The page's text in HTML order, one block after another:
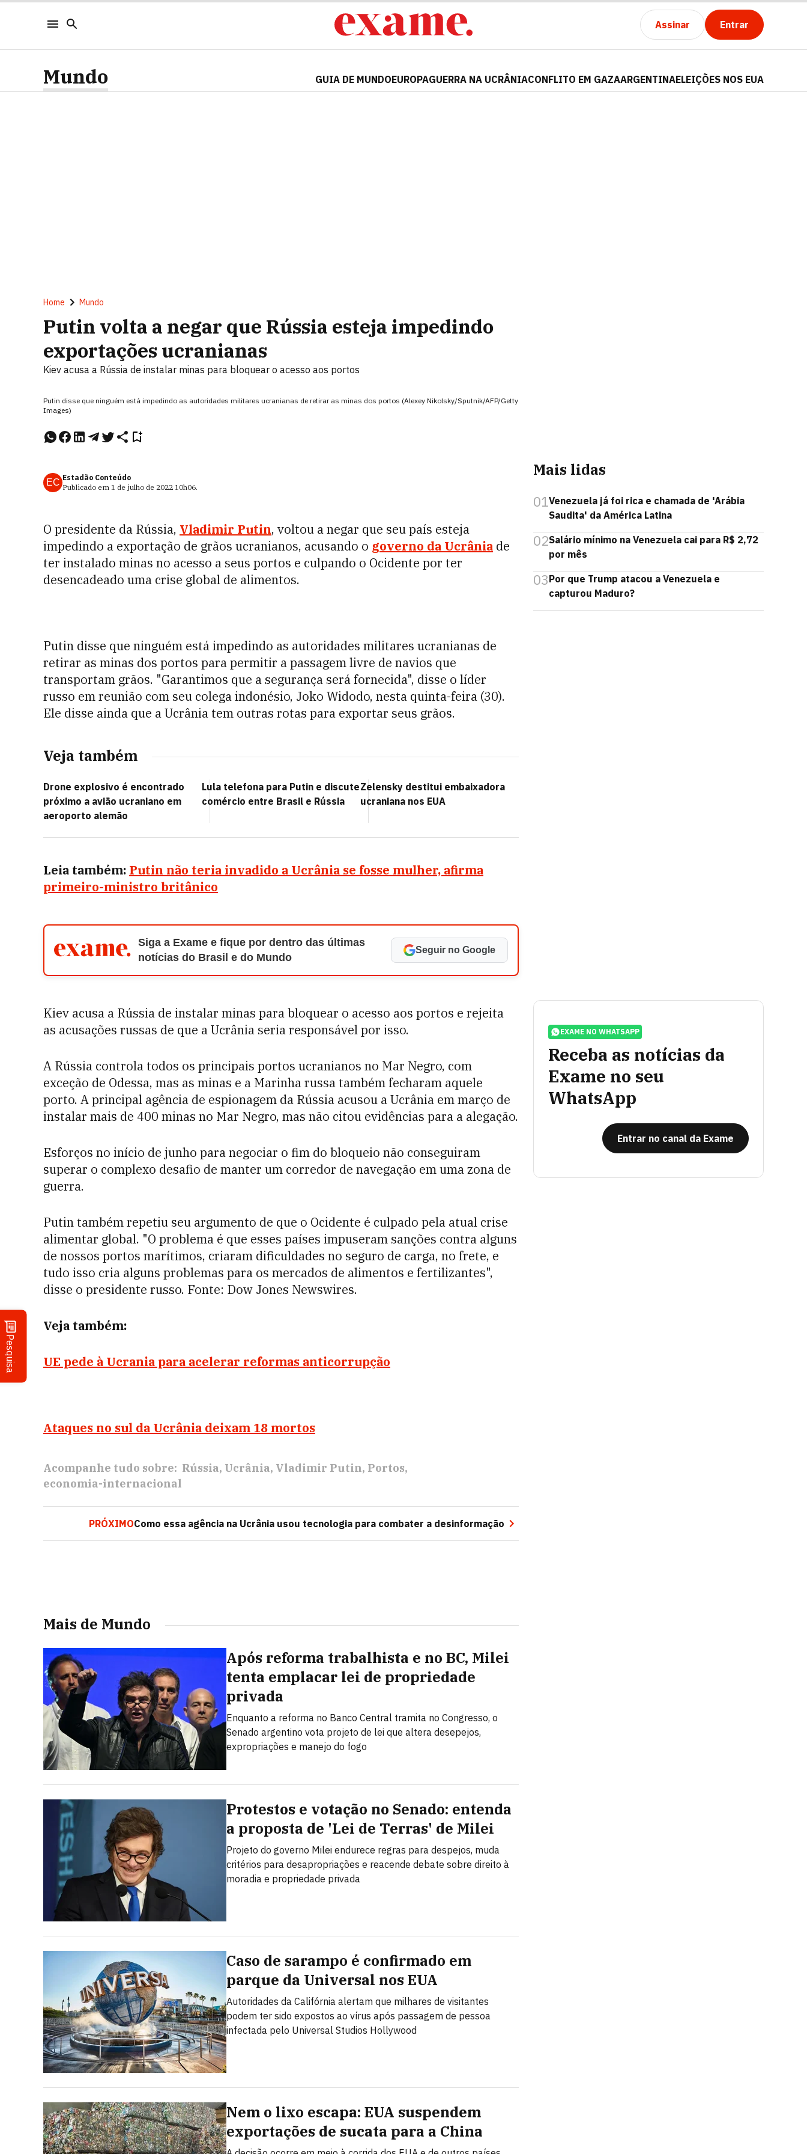
Assinar Entrar
Pesquisa
Mundo GUIA DE MUNDOEUROPAGUERRA NA UCRÂNIACONFLITO EM GAZAARGENTINAELEIÇÕES NOS EUA
Home Mundo
Putin volta a negar que Rússia esteja impedindo
exportações ucranianas
Kiev acusa a Rússia de instalar minas para bloquear o acesso aos portos
Putin disse que ninguém está impedindo as autoridades militares ucranianas de retirar as minas dos portos (Alexey Nikolsky/Sputnik/AFP/Getty
Images)
EC Estadão Conteúdo
Publicado em 1 de julho de 2022 10h06.
O presidente da Rússia, Vladimir Putin, voltou a negar que seu país esteja
impedindo a exportação de grãos ucranianos, acusando o governo da Ucrânia de
ter instalado minas no acesso a seus portos e culpando o Ocidente por ter
desencadeado uma crise global de alimentos.
Putin disse que ninguém está impedindo as autoridades militares ucranianas de
retirar as minas dos portos para permitir a passagem livre de navios que
transportam grãos. "Garantimos que a segurança será fornecida", disse o líder
russo em reunião com seu colega indonésio, Joko Widodo, nesta quinta-feira (30).
Ele disse ainda que a Ucrânia tem outras rotas para exportar seus grãos.
Veja também
Drone explosivo é encontrado
próximo a avião ucraniano em
aeroporto alemão
Lula telefona para Putin e discute
comércio entre Brasil e Rússia
Zelensky destitui embaixadora
ucraniana nos EUA
Leia também: Putin não teria invadido a Ucrânia se fosse mulher, afirma
primeiro-ministro britânico
Siga a Exame e fique por dentro das últimas
notícias do Brasil e do Mundo
Seguir no Google
Kiev acusa a Rússia de instalar minas para bloquear o acesso aos portos e rejeita
as acusações russas de que a Ucrânia seria responsável por isso.
A Rússia controla todos os principais portos ucranianos no Mar Negro, com
exceção de Odessa, mas as minas e a Marinha russa também fecharam aquele
porto. A principal agência de espionagem da Rússia acusou a Ucrânia em março de
instalar mais de 400 minas no Mar Negro, mas não citou evidências para a alegação.
Esforços no início de junho para negociar o fim do bloqueio não conseguiram
superar o complexo desafio de manter um corredor de navegação em uma zona de
guerra.
Putin também repetiu seu argumento de que o Ocidente é culpado pela atual crise
alimentar global. "O problema é que esses países impuseram sanções contra alguns
de nossos portos marítimos, criaram dificuldades no seguro de carga, no frete, e
tudo isso cria alguns problemas para os mercados de alimentos e fertilizantes",
disse o presidente russo. Fonte: Dow Jones Newswires.
Veja também:
UE pede à Ucrania para acelerar reformas anticorrupção
Ataques no sul da Ucrânia deixam 18 mortos
Acompanhe tudo sobre: Rússia Ucrânia Vladimir Putin Portos
economia-internacional
PRÓXIMOComo essa agência na Ucrânia usou tecnologia para combater a desinformação
Mais de Mundo
Após reforma trabalhista e no BC, Milei
tenta emplacar lei de propriedade
privada
Enquanto a reforma no Banco Central tramita no Congresso, o
Senado argentino vota projeto de lei que altera desepejos,
expropriações e manejo do fogo
Protestos e votação no Senado: entenda
a proposta de 'Lei de Terras' de Milei
Projeto do governo Milei endurece regras para despejos, muda
critérios para desapropriações e reacende debate sobre direito à
moradia e propriedade privada
Caso de sarampo é confirmado em
parque da Universal nos EUA
Autoridades da Califórnia alertam que milhares de visitantes
podem ter sido expostos ao vírus após passagem de pessoa
infectada pelo Universal Studios Hollywood
Nem o lixo escapa: EUA suspendem
exportações de sucata para a China
Mais lidas
01Venezuela já foi rica e chamada de 'Arábia
Saudita' da América Latina
02Salário mínimo na Venezuela cai para R$ 2,72
por mês
03Por que Trump atacou a Venezuela e
capturou Maduro?
EXAME NO WHATSAPP
Receba as notícias da
Exame no seu
WhatsApp
Entrar no canal da Exame